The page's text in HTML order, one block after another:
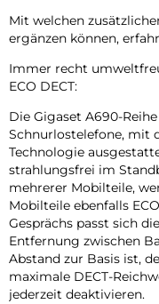
Mit welchen
ergänzen können,
Immer recht
ECO DECT:
Die Gigaset A690-
Schnurlostelefone, mit
Technologie
strahlungsfrei im
mehrerer Mobilteile,
Mobilteile ebenfalls
Gesprächs passt sich
Entfernung zwischen
Abstand zur Basis ist,
maximale DECT-
jederzeit deaktivieren.